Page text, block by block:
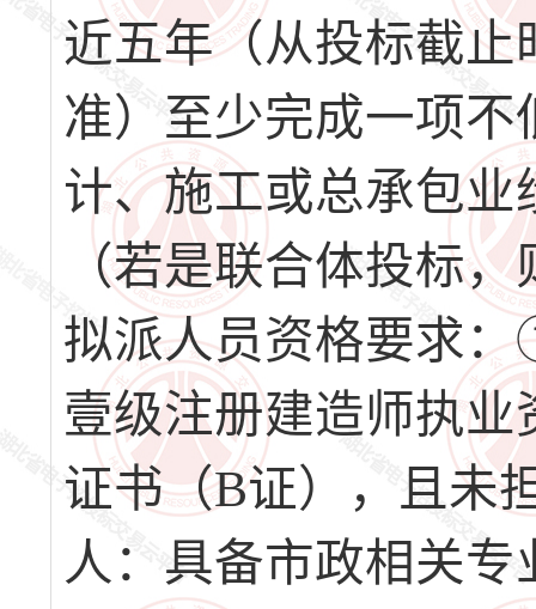
近五年（从投标截
准）至少完成一项不
计、施工或总承包
（若是联合体投标
拟派人员资格要求
壹级注册建造师执
证书（B证），且未
人：具备市政相关